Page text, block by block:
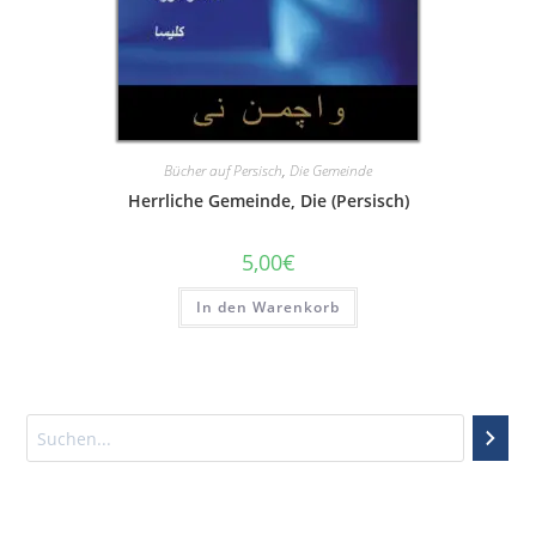
Bücher auf Persisch, Die Gemeinde
Herrliche Gemeinde, Die (Persisch)
5,00€
In den Warenkorb